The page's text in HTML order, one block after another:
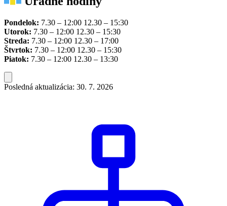
Pondelok: 7.30 – 12:00 12.30 – 15:30
Utorok: 7.30 – 12:00 12.30 – 15:30
Streda: 7.30 – 12:00 12.30 – 17:00
Štvrtok: 7.30 – 12:00 12.30 – 15:30
Piatok: 7.30 – 12:00 12.30 – 13:30
Posledná aktualizácia: 30. 7. 2026